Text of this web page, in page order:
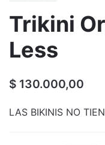
Trikini
Less
$ 130.000,00
LAS BIKINIS NO